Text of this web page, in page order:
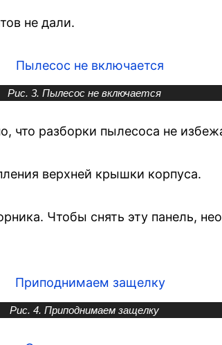
не дали.
Рис. 3. Пылесос не включается
что разборки пылесоса не
верхней крышки корпуса.
Чтобы снять эту панель,
Рис. 4. Приподнимаем защелку